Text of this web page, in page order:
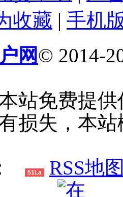
收藏 | 手机
网© 2014-
站免费提
损失，本
51La RSS地